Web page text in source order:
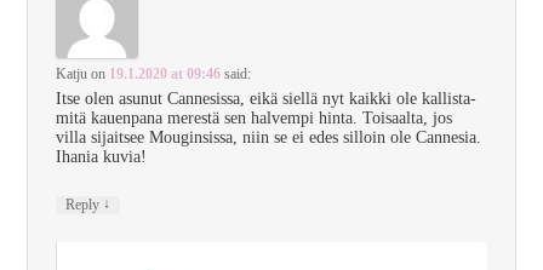
Katju on 19.1.2020 at 09:46 said:
Itse olen asunut Cannesissa, eikä siellä nyt kaikki ole kallista-
mitä kauenpana merestä sen halvempi hinta. Toisaalta, jos
villa sijaitsee Mouginsissa, niin se ei edes silloin ole Cannesia.
Ihania kuvia!
Reply ↓